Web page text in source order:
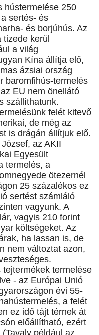
hústermelése 250
sertés- és
és borjúhús. Az
kerül
a világ
Kína állítja elő,
ázsiai ország
baromfihús-termelés
EU nem önellátó
szállíthatunk.
felét kitevő
de még az
is drágán állítjuk elő.
az AKII
Egyesült
termelés, a
ötezernél
25 százalékos ez
sertést számláló
vagyunk. A
vagyis 210 forint
költségeket. Az
ha lassan is, de
nem változtat azon,
tejtermékek termelése
- az Európai Unió
évi 55-
a felét
ez idő tájt térnek át
előállítható, ezért